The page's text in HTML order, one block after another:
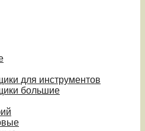
для инструментов
большие